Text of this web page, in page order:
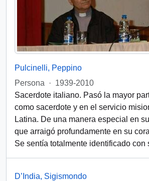
Pulcinelli, Peppino
Persona
· 1939-2010
Sacerdote italiano. Pasó la mayor
como sacerdote y en el servicio
Latina. De una manera especial en
que arraigó profundamente en su
Se sentía totalmente identificado con
D’India, Sigismondo